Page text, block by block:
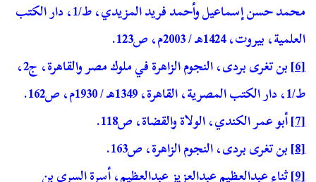
محمد حسن إسماعيل وأحمد فريد المزيدي، ط/1، دار الكتب
العلمية، بيروت، 1424هـ / 2003م، ص123.
[6]
بن تغرى بردى، النجوم الزاهرة في ملوك مصر والقاهرة، ج2،
ط/1، دار الكتب المصرية، القاهرة، 1349هـ / 1930م، ص162.
[7] أبو عمر الكندي، الولاة والقضاة، ص118.
[8] بن تغرى بردى، النجوم الزاهرة، ص163.
[9] ثناء عبدالعظيم عبدالعزيز عبدالعظيم، أسرة السري بن